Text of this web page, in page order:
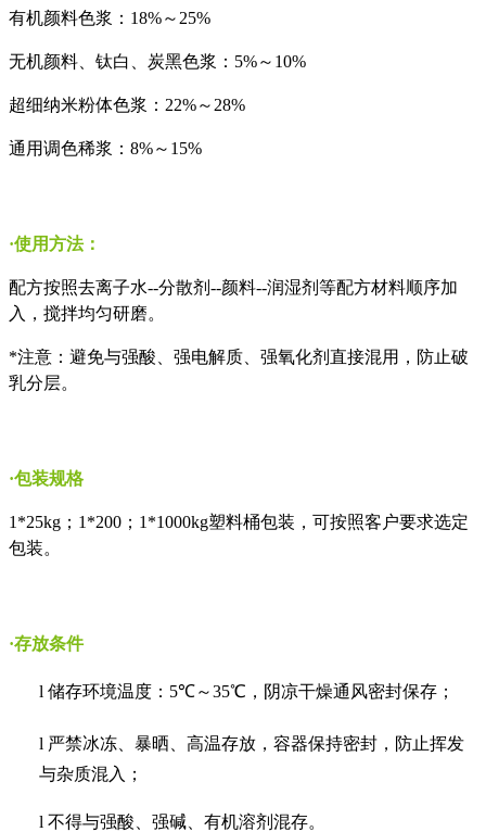
有机颜料色浆： 18%～ 25%
无机颜料、钛白、炭黑色浆： 5%～ 10%
超细纳米粉体色浆： 22%～ 28%
通用调色稀浆： 8%～ 15%
·使用方法：
配方按照去离子水--分散剂 --颜料--润湿剂等配方材料顺序加
入，搅拌均匀研磨。
*注意：避免与强酸、强电解质、强氧化剂直接混用，防止破
乳分层。
·包装规格
1*25kg ； 1*200 ； 1*1000kg塑料桶包装，可按照客户要求选定
包装。
·存放条件
l 储存环境温度： 5℃～35℃，阴凉干燥通风密封保存；
l 严禁冰冻、暴晒、高温存放，容器保持密封，防止挥发
与杂质混入；
l 不得与强酸、强碱、有机溶剂混存。